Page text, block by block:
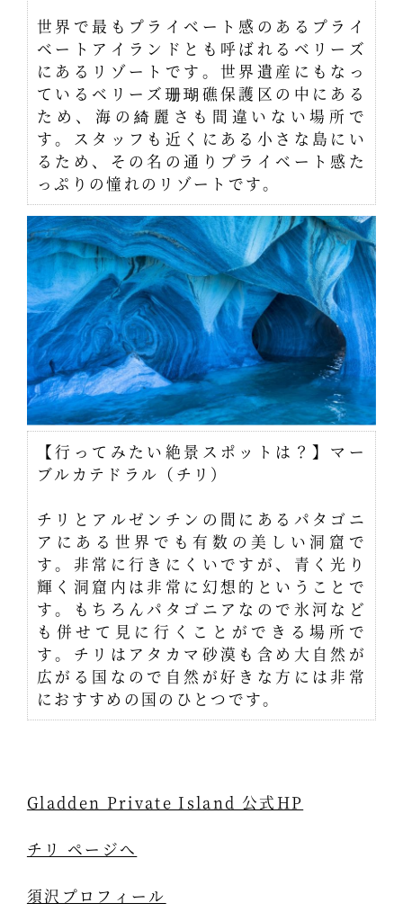
世界で最もプライベート感のあるプライ
ベートアイランドとも呼ばれるベリーズ
にあるリゾートです。世界遺産にもなっ
ているベリーズ珊瑚礁保護区の中にある
ため、海の綺麗さも間違いない場所で
す。スタッフも近くにある小さな島にい
るため、その名の通りプライベート感た
っぷりの憧れのリゾートです。
【行ってみたい絶景スポットは？】マー
ブルカテドラル（チリ）
チリとアルゼンチンの間にあるパタゴニ
アにある世界でも有数の美しい洞窟で
す。非常に行きにくいですが、青く光り
輝く洞窟内は非常に幻想的ということで
す。もちろんパタゴニアなので氷河など
も併せて見に行くことができる場所で
す。チリはアタカマ砂漠も含め大自然が
広がる国なので自然が好きな方には非常
におすすめの国のひとつです。
Gladden Private Island 公式HP
チリ ページへ
須沢プロフィール